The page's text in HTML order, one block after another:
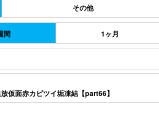
その他
間 1ヶ月
仮面赤カビツイ垢凍結【part66】